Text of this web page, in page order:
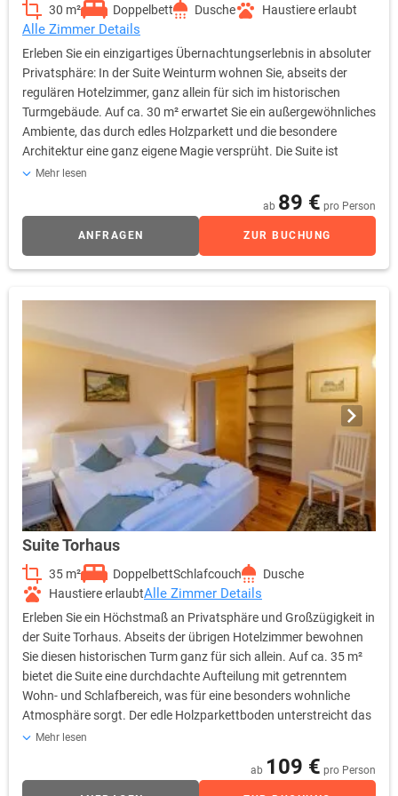
30 m² Doppelbett Dusche Haustiere erlaubt
Alle Zimmer Details
Erleben Sie ein einzigartiges Übernachtungserlebnis in absoluter
Privatsphäre: In der Suite Weinturm wohnen Sie, abseits der
regulären Hotelzimmer, ganz allein für sich im historischen
Turmgebäude. Auf ca. 30 m² erwartet Sie ein außergewöhnliches
Ambiente, das durch edles Holzparkett und die besondere
Architektur eine ganz eigene Magie versprüht. Die Suite ist
geschmackvoll mit einem komfortablen Doppelbett, einer
eingerichtet. Ein geräumiger Kleiderschrank, ein Fernseher sowie
kostenfreies WLAN bieten Ihnen modernen Komfort in dieser
Dusche, einem WC und einem Haartrockner ausgestattet.
Mehr lesen
ab 89 € pro Person
ANFRAGEN ZUR BUCHUNG
Suite Torhaus
35 m² DoppelbettSchlafcouch
Dusche
Haustiere erlaubtAlle Zimmer Details
Erleben Sie ein Höchstmaß an Privatsphäre und Großzügigkeit in
der Suite Torhaus. Abseits der übrigen Hotelzimmer bewohnen
Sie diesen historischen Turm ganz für sich allein. Auf ca. 35 m²
bietet die Suite eine durchdachte Aufteilung mit getrenntem
Wohn- und Schlafbereich, was für eine besonders wohnliche
Atmosphäre sorgt. Der edle Holzparkettboden unterstreicht das
stilvolle Ambiente. Für Ihren Komfort ist die Suite mit einem
Schminktisch ausgestattet. Eine praktische Pantry-Küche mit
Spüle und Herdplatte ermöglicht Ihnen zusätzliche Flexibilität
Mehr lesen
ab 109 € pro Person